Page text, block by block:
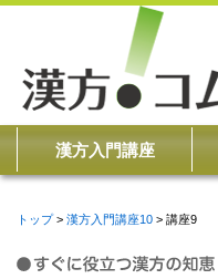
漢方入門講座
トップ 漢方入門講座10 講座9